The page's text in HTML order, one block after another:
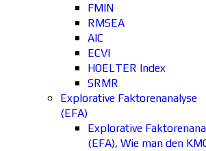
FMIN
RMSEA
AIC
ECVI
HOELTER Index
SRMR
Explorative Faktorenanalyse
(EFA)
Explorative
(EFA), Wie man den